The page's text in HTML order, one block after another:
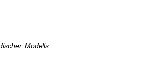
Modells.